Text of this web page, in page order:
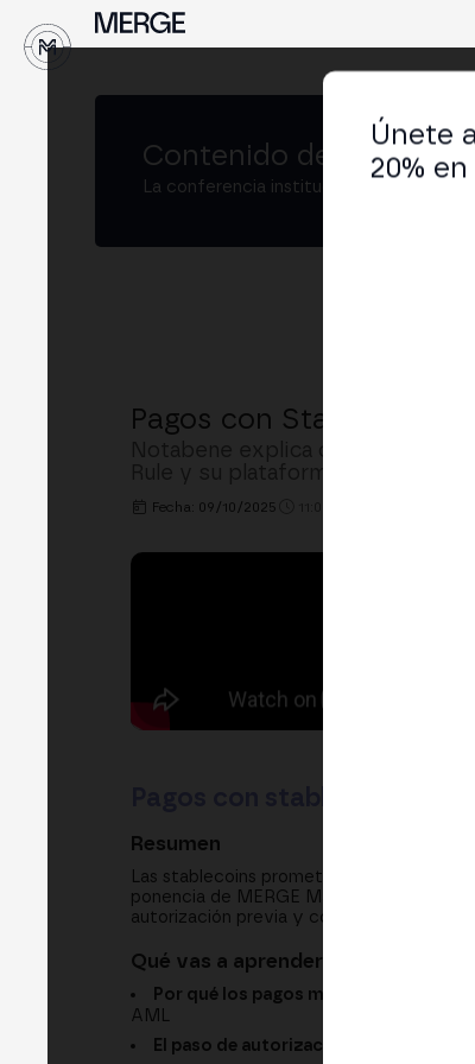
Contenido de MERGE
La conferencia institucional de cripto y
Pagos con Stablecoins:
Fecha: 09/10/2025
Resumen
Las stablecoins prometen pagos más
ponencia de MERGE Madrid, Notabene
autorización previa y contexto, y cómo
Qué vas a aprender
Por qué los pagos mueven
AML
El paso de autorización:
Únete
20%